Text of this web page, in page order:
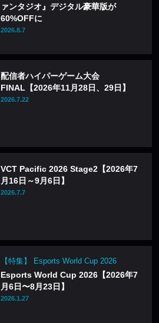
ァンタジオ』デジタル豪華版が
60%OFFに
2026.8.7
配信者ハイパーゲーム大会
FINAL【2026年11月28日、29日】
2026.7.22
VCT Pacific 2026 Stage2【2026年7
月16日～9月6日】
2026.7.7
【特集】 Esports World Cup 2026
Esports World Cup 2026【2026年7
月6日〜8月23日】
2026.1.27